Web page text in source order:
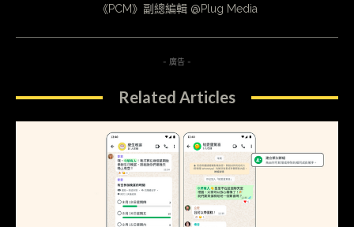
《PCM》副總編輯 @Plug Media
- 廣告 -
Related Articles